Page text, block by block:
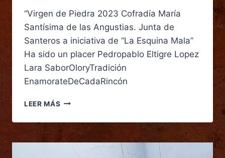
“Virgen de Piedra 2023 Cofradía María
Santísima de las Angustias. Junta de
Santeros a iniciativa de “La Esquina Mala”
Ha sido un placer Pedropablo Eltigre Lopez
Lara SaborOloryTradición
EnamorateDeCadaRincón
LEER MÁS